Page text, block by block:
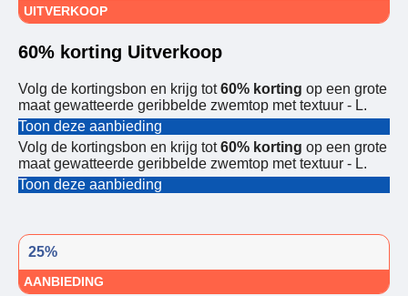
UITVERKOOP
60% korting Uitverkoop
Volg de kortingsbon en krijg tot60% korting op een grote
maat gewatteerde geribbelde zwemtop met textuur - L.
Toon deze aanbieding
Volg de kortingsbon en krijg tot60% korting op een grote
maat gewatteerde geribbelde zwemtop met textuur - L.
Toon deze aanbieding
25%
AANBIEDING